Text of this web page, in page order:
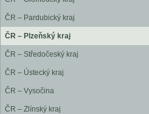
ČR – Pardubický kraj
ČR – Plzeňský kraj
ČR – Středočeský kraj
ČR – Ústecký kraj
ČR – Vysočina
ČR – Zlínský kraj